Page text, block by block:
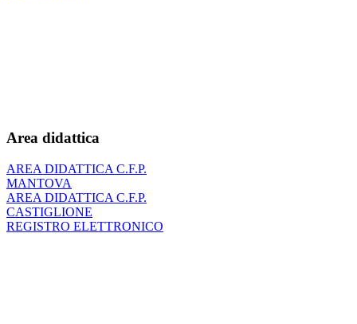
Area didattica
AREA DIDATTICA C.F.P.
MANTOVA
AREA DIDATTICA C.F.P.
CASTIGLIONE
REGISTRO ELETTRONICO